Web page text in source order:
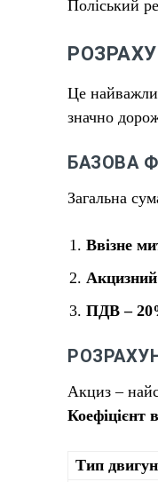
Поліський
Це
значно
БАЗОВА
Загальна
Ввізне
ПДВ –
Акциз –
Коефіцієнт
Тип